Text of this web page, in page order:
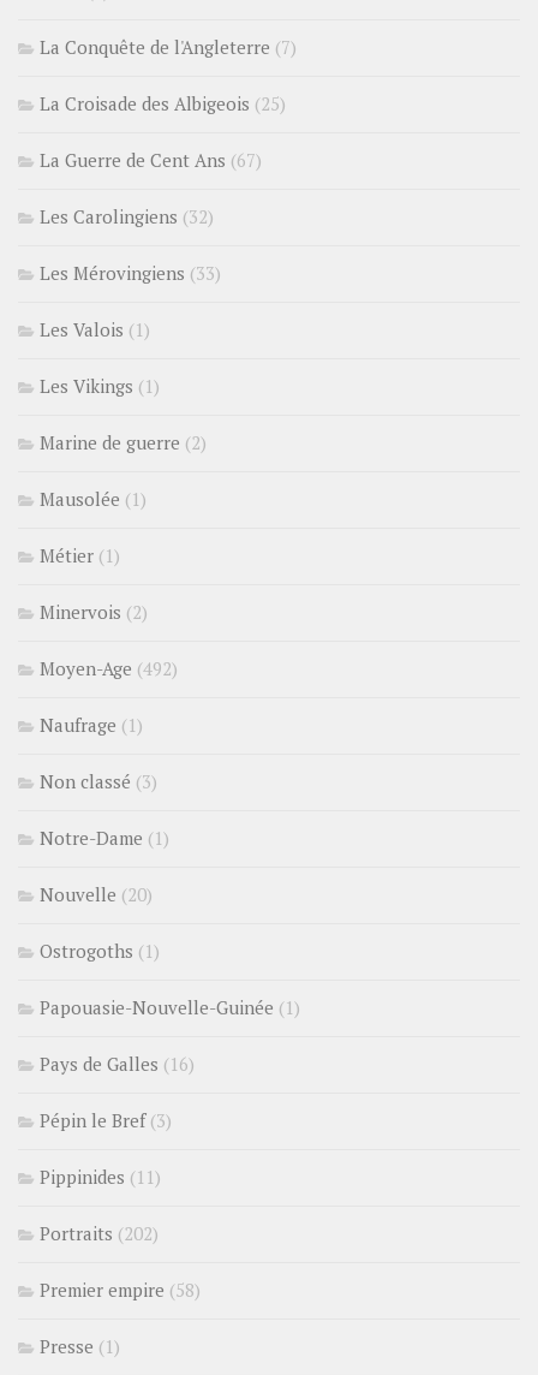
La Conquête de l'Angleterre (7)
La Croisade des Albigeois (25)
La Guerre de Cent Ans (67)
Les Carolingiens (32)
Les Mérovingiens (33)
Les Valois (1)
Les Vikings (1)
Marine de guerre (2)
Mausolée (1)
Métier (1)
Minervois (2)
Moyen-Age (492)
Naufrage (1)
Non classé (3)
Notre-Dame (1)
Nouvelle (20)
Ostrogoths (1)
Papouasie-Nouvelle-Guinée (1)
Pays de Galles (16)
Pépin le Bref(3)
Pippinides (11)
Portraits (202)
Premier empire (58)
Presse (1)